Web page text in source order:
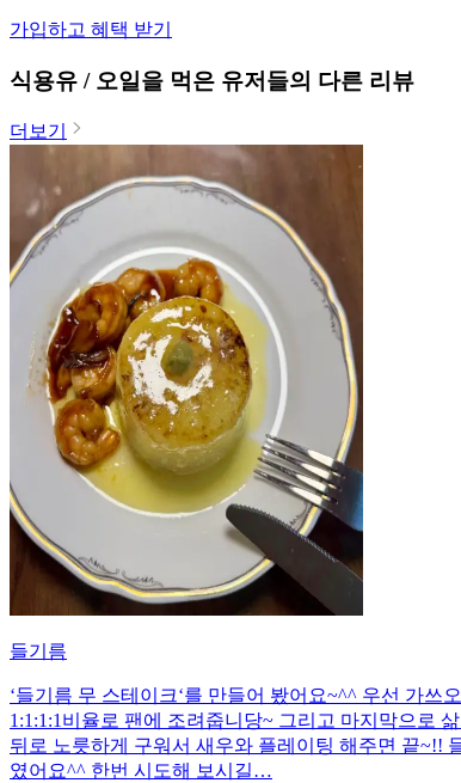
가입하고 혜택 받기
식용유 / 오일 을 먹은 유저들의 다른 리뷰
더보기
들기름
‘들기름 무 스테이크‘를 만들어 봤어요~^^ 우선 가
1:1:1:1비율로 팬에 조려줍니당~ 그리고 마지막으로
뒤로 노릇하게 구워서 새우와 플레이팅 해주면 끝~!!
였어요^^ 한번 시도해 보시길…